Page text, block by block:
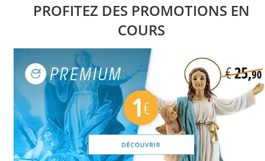
PROFITEZ DES PROMOTIONS EN
COURS